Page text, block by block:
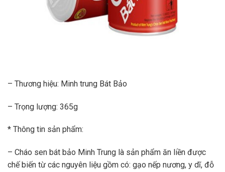
– Thương hiệu: Minh trung Bát Bảo
– Trọng lượng: 365g
* Thông tin sản phẩm:
– Cháo sen bát bảo Minh Trung là sản phẩm ăn liền được
chế biến từ các nguyên liệu gồm có: gạo nếp nương, y dĩ, đỗ